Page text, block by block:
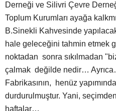
Derneği ve Silivri Çevre
Toplum Kurumları ayağa
B.Sinekli Kahvesinde
hale geleceğini tahmin etmek
noktadan sonra sıkılmadan
çalmak değilde nedir…
Fabrikasının, henüz
durdurulmuştur. Yani,
haftalar…